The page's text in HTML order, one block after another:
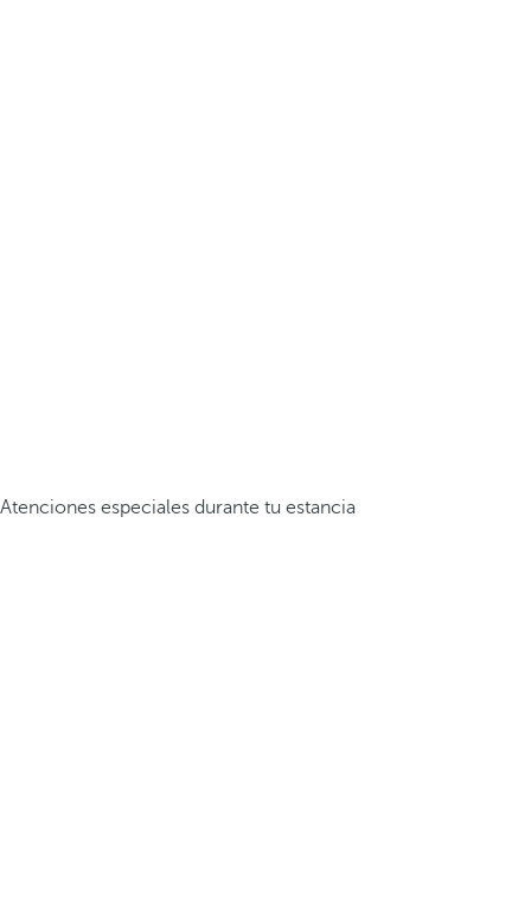
Atenciones especiales durante tu estancia